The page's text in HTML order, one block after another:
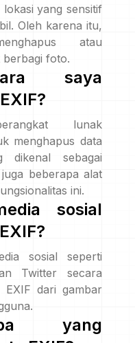
yang sensitif
Oleh karena itu,
atau
berbagi foto.
saya
lunak
menghapus data
dikenal sebagai
beberapa alat
ini.
sosial
sosial seperti
Twitter secara
EXIF dari gambar
yang